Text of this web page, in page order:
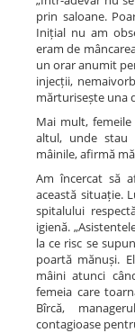
prin saloane.
Inițial nu am
eram de
un orar anumit
injecții,
mărturisește una
Mai mult,
altul, unde stau
mâinile, afirmă
Am încercat să
această situație.
spitalului
igienă.
la ce risc se
poartă mănuși.
mâini atunci
femeia care
Bîrcă,
contagioase